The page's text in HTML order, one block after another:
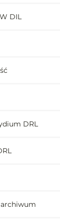
DIL
DRL
archiwum